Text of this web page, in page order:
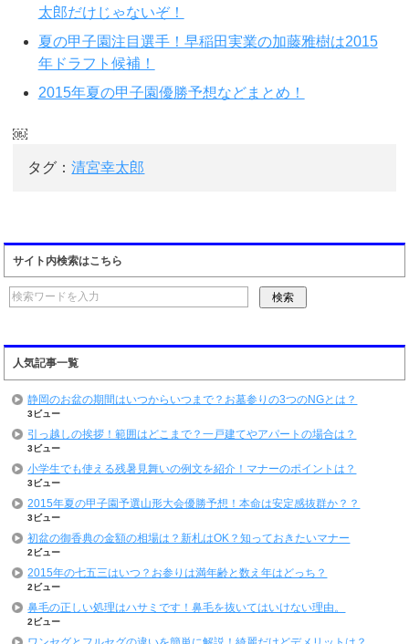
太郎だけじゃないぞ！
夏の甲子園注目選手！早稲田実業の加藤雅樹は2015
年ドラフト候補！
2015年夏の甲子園優勝予想などまとめ！
￼
タグ：清宮幸太郎
サイト内検索はこちら
人気記事一覧
静岡のお盆の期間はいつからいつまで？お墓参りの3つのNGとは？
3ビュー
引っ越しの挨拶！範囲はどこまで？一戸建てやアパートの場合は？
3ビュー
小学生でも使える残暑見舞いの例文を紹介！マナーのポイントは？
3ビュー
2015年夏の甲子園予選山形大会優勝予想！本命は安定感抜群か？？
3ビュー
初盆の御香典の金額の相場は？新札はOK？知っておきたいマナー
2ビュー
2015年の七五三はいつ？お参りは満年齢と数え年はどっち？
2ビュー
鼻毛の正しい処理はハサミです！鼻毛を抜いてはいけない理由。
2ビュー